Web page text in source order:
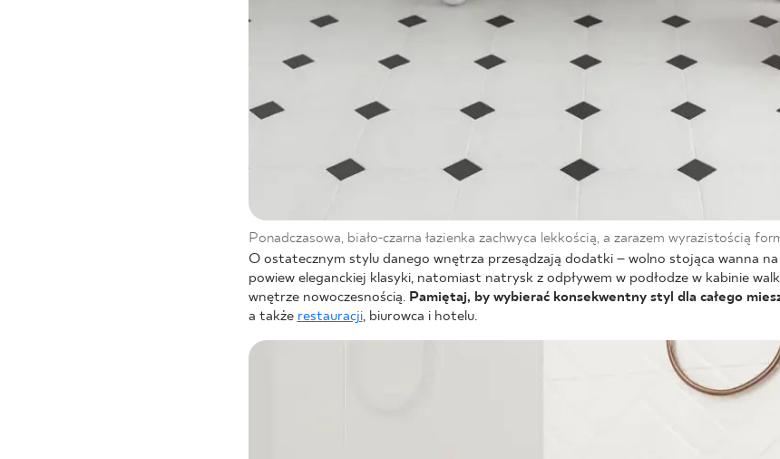
Ponadczasowa, biało-czarna łazienka zachwyca lekkością, a zarazem wyrazistością
O ostatecznym stylu danego wnętrza przesądzają dodatki – wolno stojąca wanna
powiew eleganckiej klasyki, natomiast natrysk z odpływem w podłodze w kabinie
wnętrze nowoczesnością. Pamiętaj, by wybierać konsekwentny styl dla całego
a także restauracji, biurowca i hotelu.